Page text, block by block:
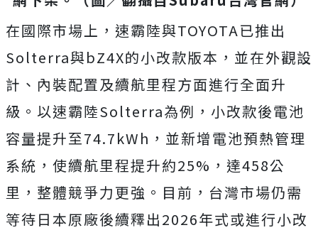
在國際市場上，速霸陸與TOYOTA已推出
Solterra與bZ4X的小改款版本，並在外觀設
計、內裝配置及續航里程方面進行全面升
級。以速霸陸Solterra為例，小改款後電池
容量提升至74.7kWh，並新增電池預熱管理
系統，使續航里程提升約25%，達458公
里，整體競爭力更強。目前，台灣市場仍需
等待日本原廠後續釋出2026年式或進行小改